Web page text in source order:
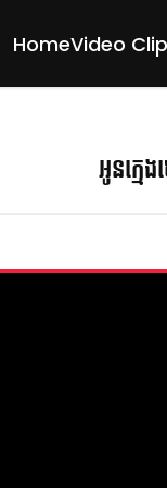
HomeVideo Clip
អូនក្មេ